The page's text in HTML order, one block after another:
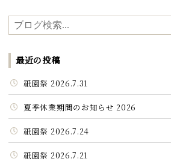
最近の投稿
祇園祭 2026.7.31
夏季休業期間のお知らせ 2026
祇園祭 2026.7.24
祇園祭 2026.7.21